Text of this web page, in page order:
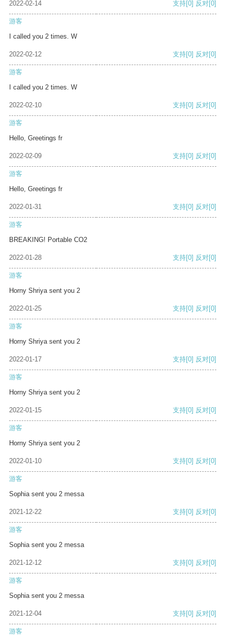
2022-02-14 支持[0] 反对[0]
游客
I called you 2 times. W
2022-02-12 支持[0] 反对[0]
游客
I called you 2 times. W
2022-02-10 支持[0] 反对[0]
游客
Hello, Greetings fr
2022-02-09 支持[0] 反对[0]
游客
Hello, Greetings fr
2022-01-31 支持[0] 反对[0]
游客
BREAKING! Portable CO2
2022-01-28 支持[0] 反对[0]
游客
Horny Shriya sent you 2
2022-01-25 支持[0] 反对[0]
游客
Horny Shriya sent you 2
2022-01-17 支持[0] 反对[0]
游客
Horny Shriya sent you 2
2022-01-15 支持[0] 反对[0]
游客
Horny Shriya sent you 2
2022-01-10 支持[0] 反对[0]
游客
Sophia sent you 2 messa
2021-12-22 支持[0] 反对[0]
游客
Sophia sent you 2 messa
2021-12-12 支持[0] 反对[0]
游客
Sophia sent you 2 messa
2021-12-04 支持[0] 反对[0]
游客